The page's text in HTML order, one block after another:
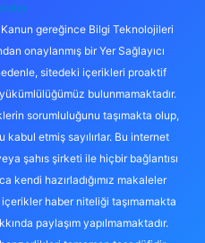
Kanun gereğince Bilgi Teknolojileri
onaylanmış bir Yer Sağlayıcı
sitedeki içerikleri proaktif
bulunmamaktadır.
sorumluluğunu taşımakta olup,
etmiş sayılırlar. Bu internet
şahıs şirketi ile hiçbir bağlantısı
kendi hazırladığımız makaleler
haber niteliği taşımamakta
paylaşım yapılmamaktadır.